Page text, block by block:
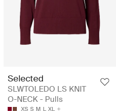
Selected
SLWTOLEDO LS KNIT
O-NECK - Pulls
XS S M L XL